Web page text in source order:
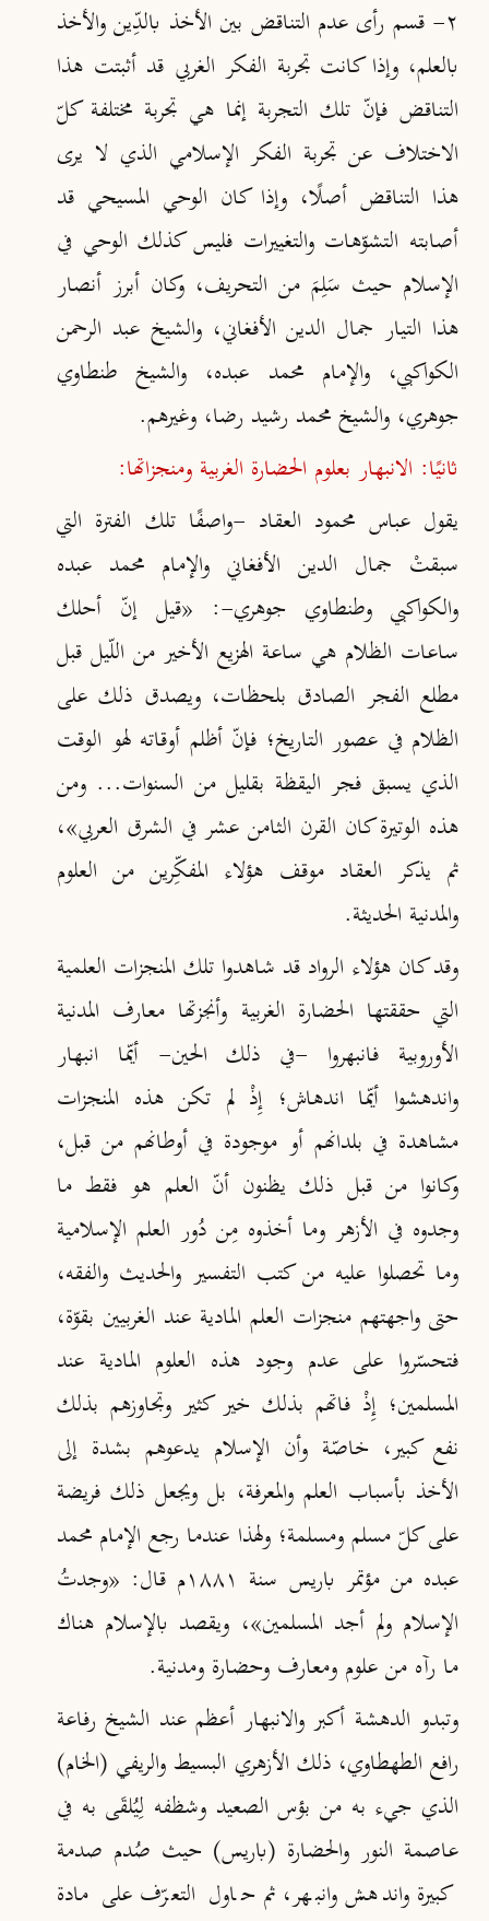
٢- قسم رأى عدم التناقض بين الأخذ بالدِّين والأخذ
بالعلم، وإذا كانت تجربة الفكر الغربي قد أثبتت هذا
التناقض فإنّ تلك التجربة إنما هي تجربة مختلفة كلّ
الاختلاف عن تجربة الفكر الإسلامي الذي لا يرى
هذا التناقض أصلًا، وإذا كان الوحي المسيحي قد
أصابته التشوّهات والتغييرات فليس كذلك الوحي في
الإسلام حيث سَلِمَ من التحريف، وكان أبرز أنصار
هذا التيار جمال الدين الأفغاني، والشيخ عبد الرحمن
الكواكبي، والإمام محمد عبده، والشيخ طنطاوي
جوهري، والشيخ محمد رشيد رضا، وغيرهم.
ثانيًا: الانبهار بعلوم الحضارة الغربية ومنجزاتها:
يقول عباس محمود العقاد -واصفًا تلك الفترة التي
سبقتْ جمال الدين الأفغاني والإمام محمد عبده
والكواكبي وطنطاوي جوهري-: «قيل إنّ أحلك
ساعات الظلام هي ساعة الهزيع الأخير من اللّيل قبل
مطلع الفجر الصادق بلحظات، ويصدق ذلك على
الظلام في عصور التاريخ؛ فإنّ أظلم أوقاته لهو الوقت
الذي يسبق فجر اليقظة بقليل من السنوات... ومن
هذه الوتيرة كان القرن الثامن عشر في الشرق العربي»،
ثم يذكر العقاد موقف هؤلاء المفكِّرين من العلوم
والمدنية الحديثة.
وقد كان هؤلاء الرواد قد شاهدوا تلك المنجزات العلمية
التي حققتها الحضارة الغربية وأنجزتها معارف المدنية
الأوروبية فانبهروا -في ذلك الحين- أيّما انبهار
واندهشوا أيّما اندهاش؛ إِذْ لم تكن هذه المنجزات
مشاهدة في بلدانهم أو موجودة في أوطانهم من قبل،
وكانوا من قبل ذلك يظنون أنّ العلم هو فقط ما
وجدوه في الأزهر وما أخذوه مِن دُور العلم الإسلامية
وما تحصلوا عليه من كتب التفسير والحديث والفقه،
حتى واجهتهم منجزات العلم المادية عند الغربيين بقوّة،
فتحسّروا على عدم وجود هذه العلوم المادية عند
المسلمين؛ إِذْ فاتهم بذلك خير كثير وتجاوزهم بذلك
نفع كبير، خاصّة وأن الإسلام يدعوهم بشدة إلى
الأخذ بأسباب العلم والمعرفة، بل ويجعل ذلك فريضة
على كلّ مسلم ومسلمة؛ ولهذا عندما رجع الإمام محمد
عبده من مؤتمر باريس سنة ١٨٨١م قال: «وجدتُ
الإسلام ولم أجد المسلمين»، ويقصد بالإسلام هناك
ما رآه من علوم ومعارف وحضارة ومدنية.
وتبدو الدهشة أكبر والانبهار أعظم عند الشيخ رفاعة
رافع الطهطاوي، ذلك الأزهري البسيط والريفي (الخام)
الذي جيء به من بؤس الصعيد وشظفه لِيُلقَى به في
عاصمة النور والحضارة (باريس) حيث صُدم صدمة
كبيرة واندهش وانبهر، ثم حاول التعرّف على مادة